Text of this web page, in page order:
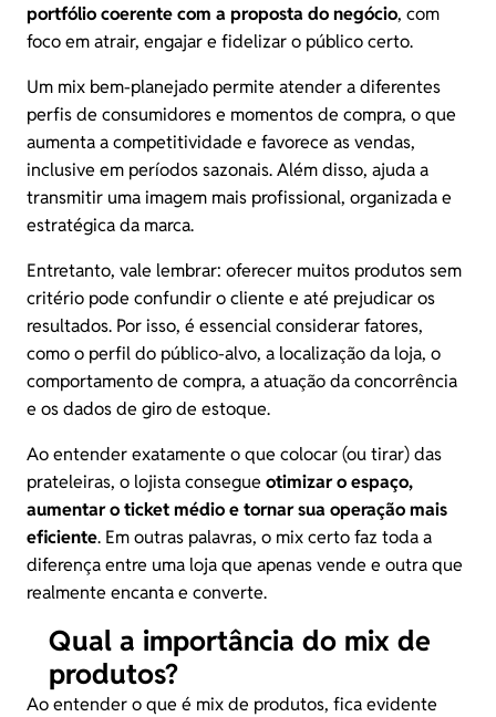
portfólio coerente com a proposta do negócio, com
foco em atrair, engajar e fidelizar o público certo.
Um mix bem-planejado permite atender a diferentes
perfis de consumidores e momentos de compra, o que
aumenta a competitividade e favorece as vendas,
inclusive em períodos sazonais. Além disso, ajuda a
transmitir uma imagem mais profissional, organizada e
estratégica da marca.
Entretanto, vale lembrar: oferecer muitos produtos sem
critério pode confundir o cliente e até prejudicar os
resultados. Por isso, é essencial considerar fatores,
como o perfil do público-alvo, a localização da loja, o
comportamento de compra, a atuação da concorrência
e os dados de giro de estoque.
Ao entender exatamente o que colocar (ou tirar) das
prateleiras, o lojista consegue otimizar o espaço,
aumentar o ticket médioe tornar sua operação mais
eficiente. Em outras palavras, o mix certo faz toda a
diferença entre uma loja que apenas vende e outra que
realmente encanta e converte.
Qual a importância do mix de
produtos?
Ao entender o que é mix de produtos, fica evidente